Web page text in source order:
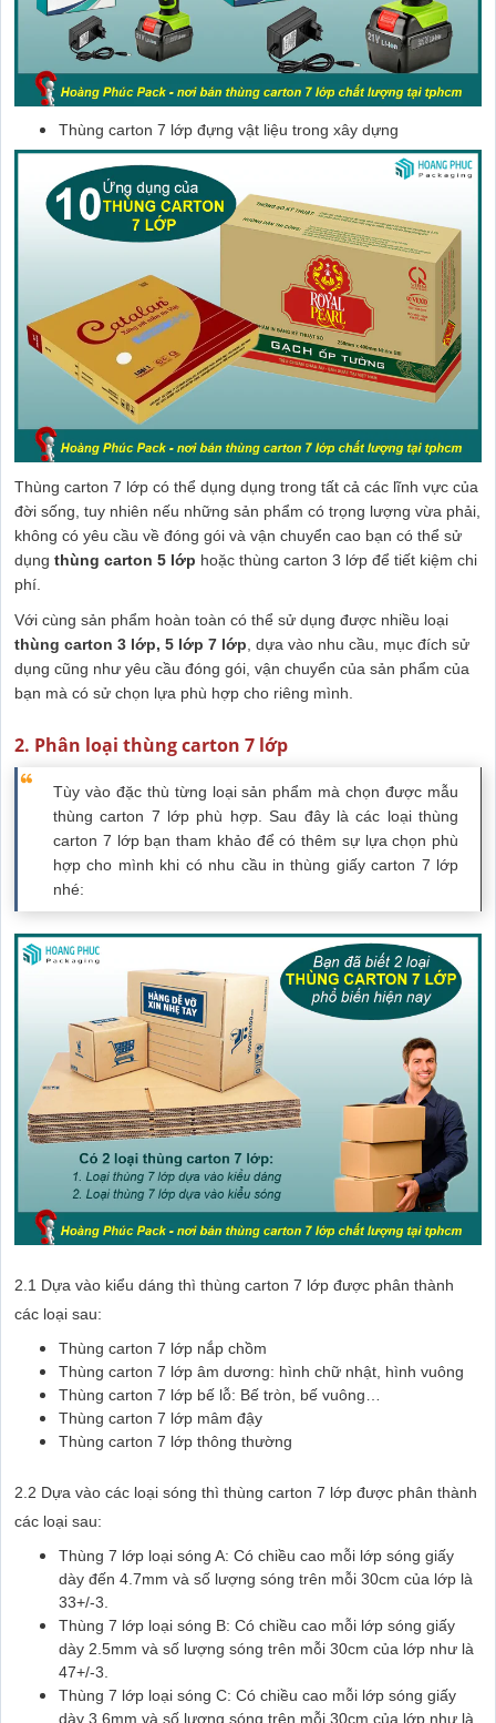
Thùng carton 7 lớp đựng vật liệu trong xây dựng
Thùng carton 7 lớp có thể dụng dụng trong tất cả các lĩnh vực của
đời sống, tuy nhiên nếu những sản phẩm có trọng lượng vừa phải,
không có yêu cầu về đóng gói và vận chuyển cao bạn có thể sử
dụng thùng carton 5 lớp hoặc thùng carton 3 lớp để tiết kiệm chi
phí.
Với cùng sản phẩm hoàn toàn có thể sử dụng được nhiều loại
thùng carton 3 lớp, 5 lớp 7 lớp , dựa vào nhu cầu, mục đích sử
dụng cũng như yêu cầu đóng gói, vận chuyển của sản phẩm của
bạn mà có sử chọn lựa phù hợp cho riêng mình.
2. Phân loại thùng carton 7 lớp
Tùy vào đặc thù từng loại sản phẩm mà chọn được mẫu
thùng carton 7 lớp phù hợp. Sau đây là các loại thùng
carton 7 lớp bạn tham khảo để có thêm sự lựa chọn phù
hợp cho mình khi có nhu cầu in thùng giấy carton 7 lớp
nhé:
2.1 Dựa vào kiểu dáng thì thùng carton 7 lớp được phân thành
các loại sau:
Thùng carton 7 lớp nắp chồm
Thùng carton 7 lớp âm dương: hình chữ nhật, hình vuông
Thùng carton 7 lớp bế lỗ: Bế tròn, bế vuông…
Thùng carton 7 lớp mâm đậy
Thùng carton 7 lớp thông thường
2.2 Dựa vào các loại sóng thì thùng carton 7 lớp được phân thành
các loại sau:
Thùng 7 lớp loại sóng A: Có chiều cao mỗi lớp sóng giấy
dày đến 4.7mm và số lượng sóng trên mỗi 30cm của lớp là
33+/-3.
Thùng 7 lớp loại sóng B: Có chiều cao mỗi lớp sóng giấy
dày 2.5mm và số lượng sóng trên mỗi 30cm của lớp như là
47+/-3.
Thùng 7 lớp loại sóng C: Có chiều cao mỗi lớp sóng giấy
dày 3.6mm và số lượng sóng trên mỗi 30cm của lớp như là